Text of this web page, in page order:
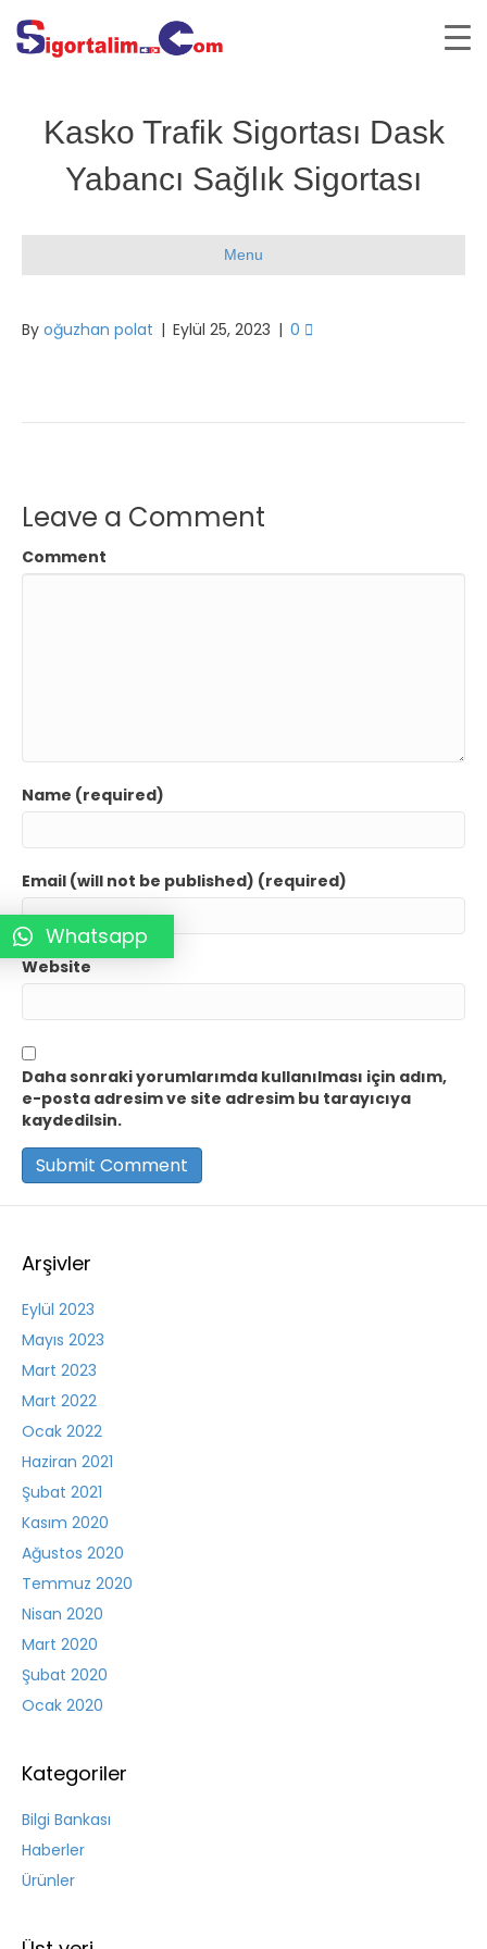
Kasko Trafik Sigortası Dask
Yabancı Sağlık Sigortası
Menu
By oğuzhan polat | Eylül 25, 2023 | 0
Leave a Comment
Comment
Name (required)
Email (will not be published) (required)
Website
Daha sonraki yorumlarımda kullanılması için adım,
e-posta adresim ve site adresim bu tarayıcıya
kaydedilsin.
Arşivler
Eylül 2023
Mayıs 2023
Mart 2023
Mart 2022
Ocak 2022
Haziran 2021
Şubat 2021
Kasım 2020
Ağustos 2020
Temmuz 2020
Nisan 2020
Mart 2020
Şubat 2020
Ocak 2020
Kategoriler
Bilgi Bankası
Haberler
Ürünler
Whatsapp